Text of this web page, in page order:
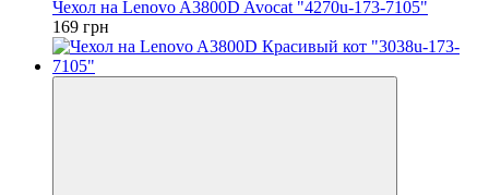
Чехол на Lenovo A3800D Avocat "4270u-173-7105"
169 грн